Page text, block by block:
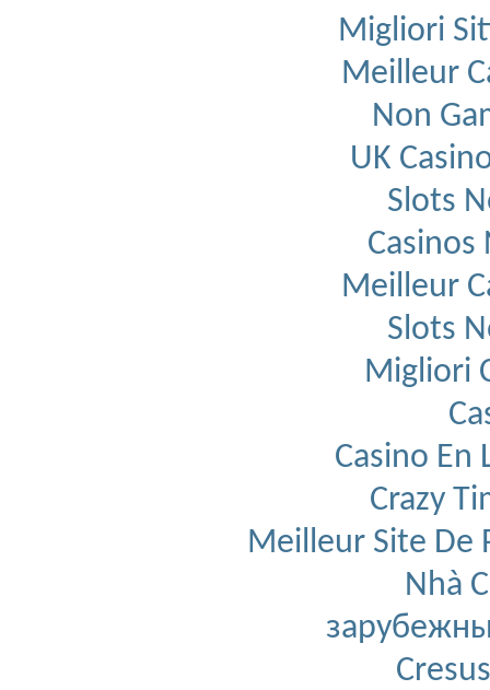
Migliori
Meilleur
Non
UK
Slots
Meilleur
Slots
Migliori
Casino En
Crazy
Meilleur Site De
Nhà